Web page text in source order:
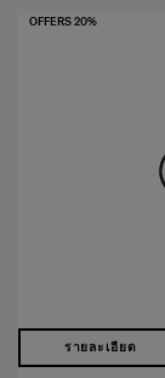
รายละเอียด
OFFERS 20%